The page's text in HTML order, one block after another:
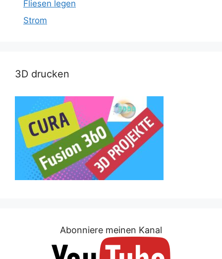
Fliesen legen
Strom
3D drucken
Abonniere meinen Kanal